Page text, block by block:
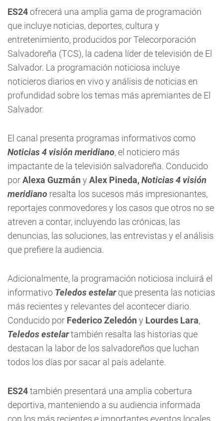
ES24ofrecerá una amplia gama de programación
que incluye noticias, deportes, cultura y
entretenimiento, producidos por Telecorporación
Salvadoreña (TCS), la cadena líder de televisión de El
Salvador. La programación noticiosa incluye
noticieros diarios en vivo y análisis de noticias en
profundidad sobre los temas más apremiantes de El
Salvador.
El canal presenta programas informativos como
Noticias 4 visión meridiano, el noticiero más
impactante de la televisión salvadoreña. Conducido
porAlexa Guzmán y Alex Pineda,Noticias 4 visión
meridiano resalta los sucesos más impresionantes,
reportajes conmovedores y los casos que otros no se
atreven a contar, incluyendo las crónicas, las
denuncias, las soluciones, las entrevistas y el análisis
que prefiere la audiencia.
Adicionalmente, la programación noticiosa incluirá el
informativo Teledos estelarque presenta las noticias
más recientes y relevantes del acontecer diario.
Conducido por Federico Zeledón y Lourdes Lara,
Teledos estelartambién resalta las historias que
destacan la labor de los salvadoreños que luchan
todos los días por sacar al país adelante.
ES24también presentará una amplia cobertura
deportiva, manteniendo a su audiencia informada
con los más recientes e importantes eventos locales